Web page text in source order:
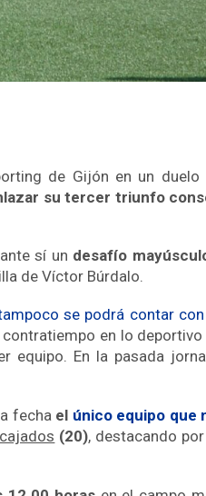
de Gijón en un
su tercer triunfo
sí un desafío
de Víctor Búrdalo.
se podrá contar con
en lo
En la pasada
fecha el único equipo que
(20), destacando